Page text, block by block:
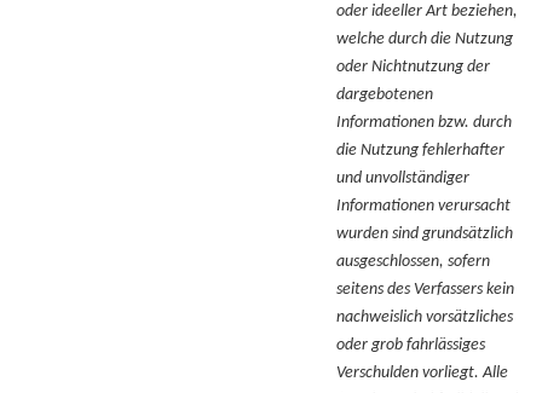
oder ideeller Art beziehen,
welche durch die Nutzung
oder Nichtnutzung der
dargebotenen
Informationen bzw. durch
die Nutzung fehlerhafter
und unvollständiger
Informationen verursacht
wurden sind grundsätzlich
ausgeschlossen, sofern
seitens des Verfassers kein
nachweislich vorsätzliches
oder grob fahrlässiges
Verschulden vorliegt. Alle